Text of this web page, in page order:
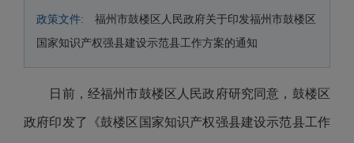
政策文件:
福州市鼓楼区人民政府关于印发福州市鼓楼区
国家知识产权强县建设示范县工作方案的通知
日前，经福州市鼓楼区人民政府研究同意，鼓楼区
政府印发了《鼓楼区国家知识产权强县建设示范县工作